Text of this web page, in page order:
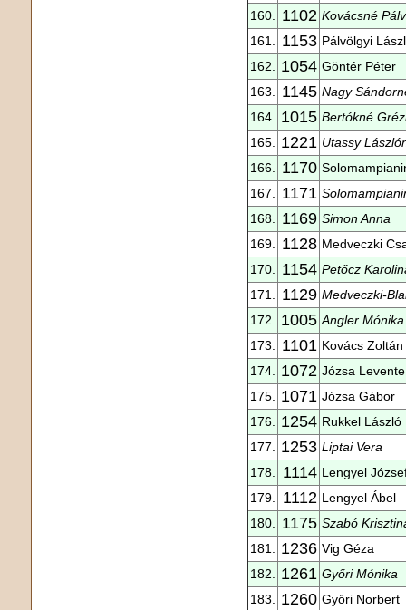
160.
1102 Kovácsné
161.
1153 Pálvölgyi
162.
1054 Göntér Péter
163.
1145 Nagy
164.
1015 Bertókné
165.
1221 Utassy
166.
1170
167.
1171
168.
1169 Simon Anna
169.
1128 Medveczki
170.
1154 Petőcz
171.
1129 Medveczki-
172.
1005 Angler Mónika
173.
1101 Kovács Zoltán
174.
1072 Józsa Levente
175.
1071 Józsa Gábor
176.
1254 Rukkel László
177.
1253 Liptai Vera
178.
1114 Lengyel
179.
1112 Lengyel Ábel
180.
1175 Szabó
181.
1236 Vig Géza
182.
1261 Győri Mónika
183.
1260 Győri Norbert